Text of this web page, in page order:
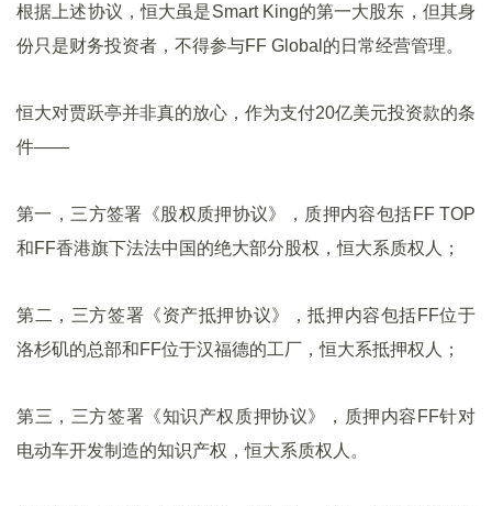
根据上述协议，恒大虽是Smart King的第一大股东，但其身
份只是财务投资者，不得参与FF Global的日常经营管理。
恒大对贾跃亭并非真的放心，作为支付20亿美元投资款的条
件——
第一，三方签署《股权质押协议》，质押内容包括FF TOP
和FF香港旗下法法中国的绝大部分股权，恒大系质权人；
第二，三方签署《资产抵押协议》，抵押内容包括FF位于
洛杉矶的总部和FF位于汉福德的工厂，恒大系抵押权人；
第三，三方签署《知识产权质押协议》，质押内容FF针对
电动车开发制造的知识产权，恒大系质权人。